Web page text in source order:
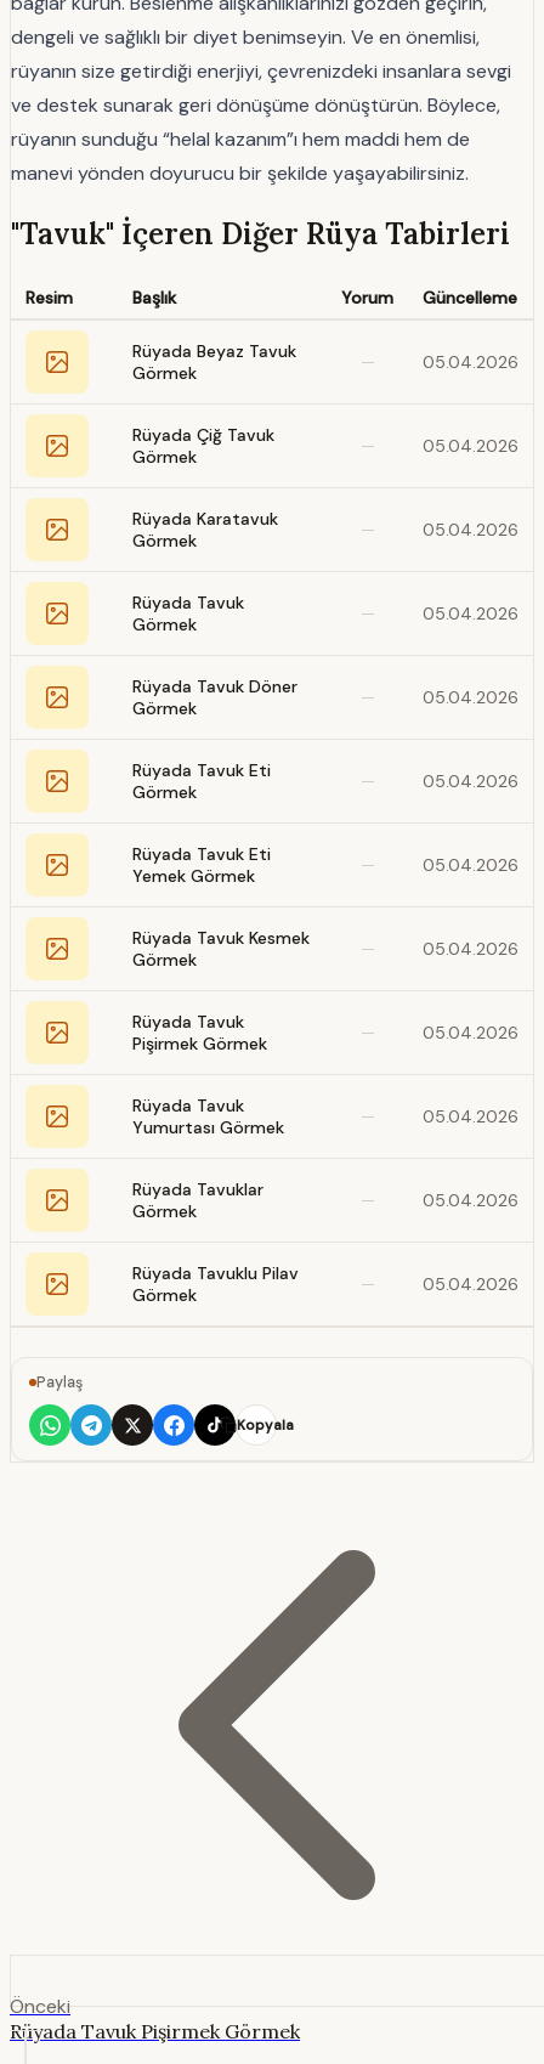
dengeli ve sağlıklı bir diyet benimseyin. Ve en önemlisi,
rüyanın size getirdiği enerjiyi, çevrenizdeki insanlara sevgi
ve destek sunarak geri dönüşüme dönüştürün. Böylece,
rüyanın sunduğu “helal kazanım”ı hem maddi hem de
manevi yönden doyurucu bir şekilde yaşayabilirsiniz.
"Tavuk" İçeren Diğer Rüya Tabirleri
Resim Başlık Yorum Güncelleme
Rüyada Beyaz Tavuk
Görmek
— 05.04.2026
Rüyada Çiğ Tavuk
Görmek
— 05.04.2026
Rüyada Karatavuk
Görmek
— 05.04.2026
Rüyada Tavuk
Görmek
— 05.04.2026
Rüyada Tavuk Döner
Görmek
— 05.04.2026
Rüyada Tavuk Eti
Görmek
— 05.04.2026
Rüyada Tavuk Eti
Yemek Görmek
— 05.04.2026
Rüyada Tavuk Kesmek
Görmek
— 05.04.2026
Rüyada Tavuk
Pişirmek Görmek
— 05.04.2026
Rüyada Tavuk
Yumurtası Görmek
— 05.04.2026
Rüyada Tavuklar
Görmek
— 05.04.2026
Rüyada Tavuklu Pilav
Görmek
— 05.04.2026
Paylaş
Kopyala
Önceki
Rüyada Tavuk Pişirmek Görmek